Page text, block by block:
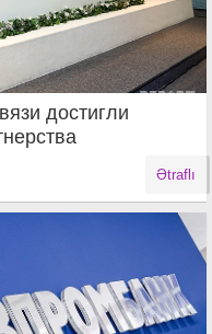
достигли
Ətraflı